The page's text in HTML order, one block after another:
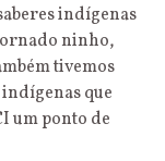
indígenas
ninho,
tivemos
que
um ponto de